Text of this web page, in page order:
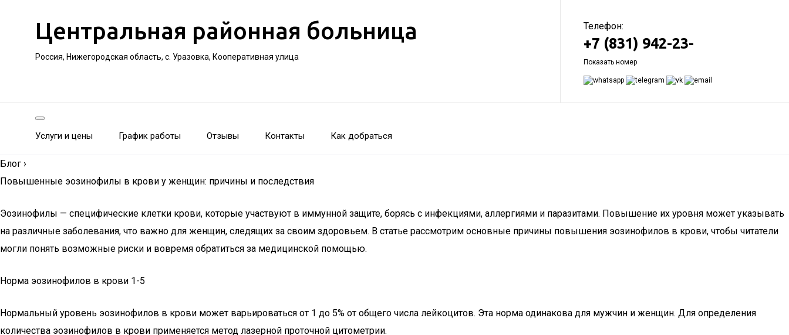
Центральная районная больница
Россия, Нижегородская область, с. Уразовка, Кооперативная улица
Телефон:
+7 (831) 942-23-
Показать номер
Услуги и цены График работы Отзывы Контакты Как добраться
Блог ›
Повышенные эозинофилы в крови у женщин: причины и последствия
Эозинофилы — специфические клетки крови, которые участвуют в иммунной защите, борясь с инфекциями, аллергиями и паразитами. Повышение их уровня может указывать
на различные заболевания, что важно для женщин, следящих за своим здоровьем. В статье рассмотрим основные причины повышения эозинофилов в крови, чтобы читатели
могли понять возможные риски и вовремя обратиться за медицинской помощью.
Норма эозинофилов в крови 1-5
Нормальный уровень эозинофилов в крови может варьироваться от 1 до 5% от общего числа лейкоцитов. Эта норма одинакова для мужчин и женщин. Для определения
количества эозинофилов в крови применяется метод лазерной проточной цитометрии.